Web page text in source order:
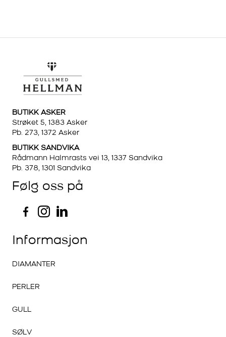
BUTIKK ASKER
Strøket 5, 1383 Asker
Pb. 273, 1372 Asker
BUTIKK SANDVIKA
Rådmann Halmrasts vei 13, 1337 Sandvika
Pb. 378, 1301 Sandvika
Følg oss på
Informasjon
DIAMANTER
PERLER
GULL
SØLV